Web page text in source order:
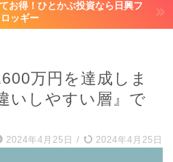
お得！ひとかぶ投資なら日興フ
ロッギー
万円を達成しま
いしやすい層』で
2024年4月25日 / 2024年4月25日